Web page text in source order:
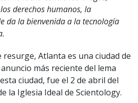
derechos humanos, la
da la bienvenida a la tecnología
Atlanta es una ciudad de
más reciente del lema
ciudad, fue el 2 de abril del
la Iglesia Ideal de Scientology.